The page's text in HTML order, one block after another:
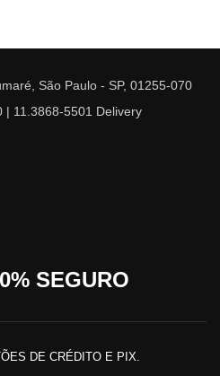
São Paulo - SP, 01255-070
| 11.3868-5501 Delivery
SEGURO
DE CRÉDITO E PIX.